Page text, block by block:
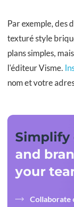
Par exemple, des
texturé style
plans simples,
l'éditeur Visme.
nom et votre
Simplify
and
your
Collaborate